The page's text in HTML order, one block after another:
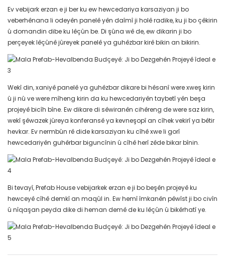
Ev vebijark erzan e ji ber ku ew hewcedariya karsaziyan ji bo
veberhênana li odeyên panelê yên daîmî ji holê radike, ku ji bo çêkirin
û domandin dibe ku lêçûn be. Di şûna wê de, ew dikarin ji bo
perçeyek lêçûnê jûreyek panelê ya guhêzbar kirê bikin an bikirin.
Wekî din, xaniyê panelê ya guhêzbar dikare bi hêsanî were xweş kirin
û ji nû ve were mîheng kirin da ku hewcedariyên taybetî yên beşa
projeyê bicîh bîne. Ew dikare di sêwiranên cihêreng de were saz kirin,
wekî şêwazek jûreya konferansê ya kevneşopî an cîhek vekirî ya bêtir
hevkar. Ev nermbûn rê dide karsaziyan ku cîhê xwe li gorî
hewcedariyên guhêrbar biguncînin û cîhê herî zêde bikar bînin.
Bi tevayî, Prefab House vebijarkek erzan e ji bo beşên projeyê ku
hewceyê cîhê demkî an maqûl in. Ew hemî îmkanên pêwîst ji bo civîn
û nîqaşan peyda dike di heman demê de ku lêçûn û bikêrhatî ye.